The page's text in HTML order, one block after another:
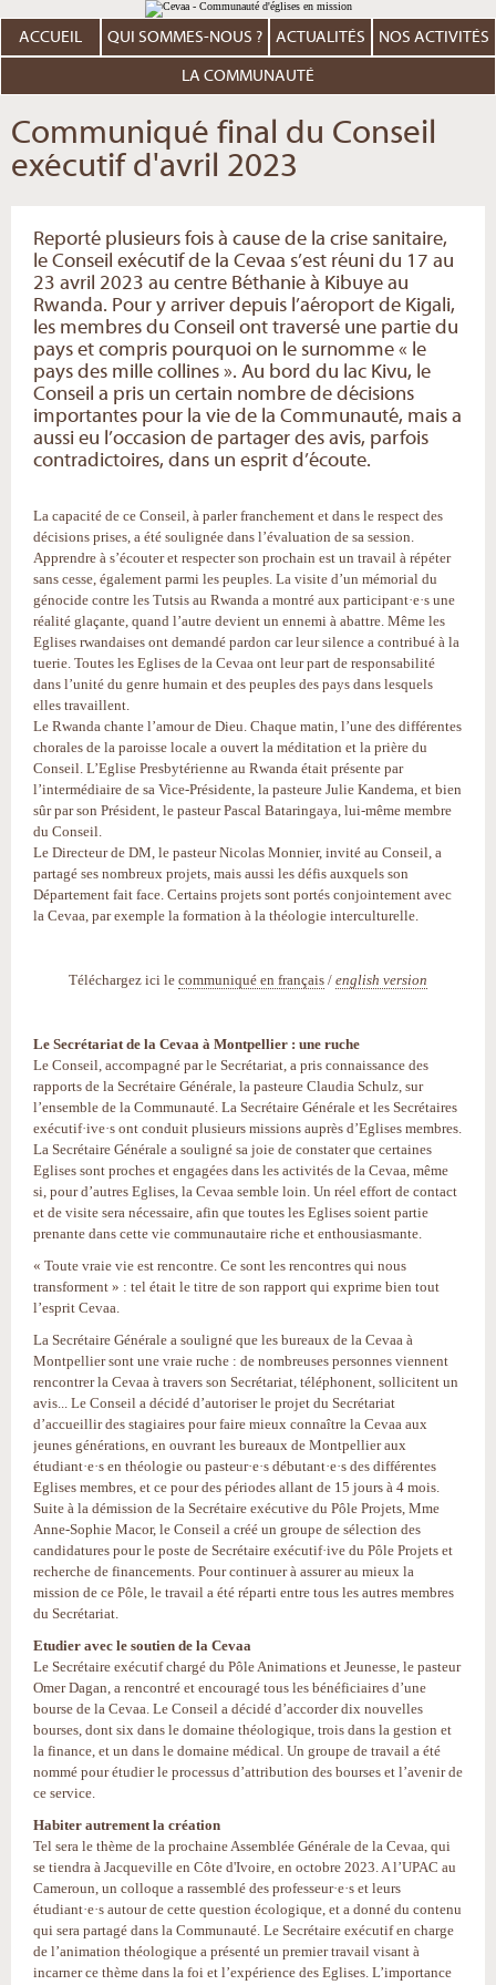
au
contenu.
Aller
personnels
ACCUEIL QUI SOMMES-NOUS ? ACTUALITÉS NOS ACTIVITÉS
LA COMMUNAUTÉ
Communiqué final du Conseil
exécutif d'avril 2023
Reporté plusieurs fois à cause de la crise sanitaire,
le Conseil exécutif de la Cevaa s’est réuni du 17 au
23 avril 2023 au centre Béthanie à Kibuye au
Rwanda. Pour y arriver depuis l’aéroport de Kigali,
les membres du Conseil ont traversé une partie du
pays et compris pourquoi on le surnomme « le
pays des mille collines ». Au bord du lac Kivu, le
Conseil a pris un certain nombre de décisions
importantes pour la vie de la Communauté, mais a
aussi eu l’occasion de partager des avis, parfois
contradictoires, dans un esprit d’écoute.
La capacité de ce Conseil, à parler franchement et dans le respect des
décisions prises, a été soulignée dans l’évaluation de sa session.
Apprendre à s’écouter et respecter son prochain est un travail à répéter
sans cesse, également parmi les peuples. La visite d’un mémorial du
génocide contre les Tutsis au Rwanda a montré aux participant·e·s une
réalité glaçante, quand l’autre devient un ennemi à abattre. Même les
Eglises rwandaises ont demandé pardon car leur silence a contribué à la
tuerie. Toutes les Eglises de la Cevaa ont leur part de responsabilité
dans l’unité du genre humain et des peuples des pays dans lesquels
elles travaillent.
Le Rwanda chante l’amour de Dieu. Chaque matin, l’une des différentes
chorales de la paroisse locale a ouvert la méditation et la prière du
Conseil. L’Eglise Presbytérienne au Rwanda était présente par
l’intermédiaire de sa Vice-Présidente, la pasteure Julie Kandema, et bien
sûr par son Président, le pasteur Pascal Bataringaya, lui-même membre
du Conseil.
Le Directeur de DM, le pasteur Nicolas Monnier, invité au Conseil, a
partagé ses nombreux projets, mais aussi les défis auxquels son
Département fait face. Certains projets sont portés conjointement avec
la Cevaa, par exemple la formation à la théologie interculturelle.
Téléchargez ici le communiqué en français / english version
Le Secrétariat de la Cevaa à Montpellier : une ruche
Le Conseil, accompagné par le Secrétariat, a pris connaissance des
rapports de la Secrétaire Générale, la pasteure Claudia Schulz, sur
l’ensemble de la Communauté. La Secrétaire Générale et les Secrétaires
exécutif·ive·s ont conduit plusieurs missions auprès d’Eglises membres.
La Secrétaire Générale a souligné sa joie de constater que certaines
Eglises sont proches et engagées dans les activités de la Cevaa, même
si, pour d’autres Eglises, la Cevaa semble loin. Un réel effort de contact
et de visite sera nécessaire, afin que toutes les Eglises soient partie
prenante dans cette vie communautaire riche et enthousiasmante.
« Toute vraie vie est rencontre. Ce sont les rencontres qui nous
transforment » : tel était le titre de son rapport qui exprime bien tout
l’esprit Cevaa.
La Secrétaire Générale a souligné que les bureaux de la Cevaa à
Montpellier sont une vraie ruche : de nombreuses personnes viennent
rencontrer la Cevaa à travers son Secrétariat, téléphonent, sollicitent un
avis... Le Conseil a décidé d’autoriser le projet du Secrétariat
d’accueillir des stagiaires pour faire mieux connaître la Cevaa aux
jeunes générations, en ouvrant les bureaux de Montpellier aux
étudiant·e·s en théologie ou pasteur·e·s débutant·e·s des différentes
Eglises membres, et ce pour des périodes allant de 15 jours à 4 mois.
Suite à la démission de la Secrétaire exécutive du Pôle Projets, Mme
Anne-Sophie Macor, le Conseil a créé un groupe de sélection des
candidatures pour le poste de Secrétaire exécutif·ive du Pôle Projets et
recherche de financements. Pour continuer à assurer au mieux la
mission de ce Pôle, le travail a été réparti entre tous les autres membres
du Secrétariat.
Etudier avec le soutien de la Cevaa
Le Secrétaire exécutif chargé du Pôle Animations et Jeunesse, le pasteur
Omer Dagan, a rencontré et encouragé tous les bénéficiaires d’une
bourse de la Cevaa. Le Conseil a décidé d’accorder dix nouvelles
bourses, dont six dans le domaine théologique, trois dans la gestion et
la finance, et un dans le domaine médical. Un groupe de travail a été
nommé pour étudier le processus d’attribution des bourses et l’avenir de
ce service.
Habiter autrement la création
Tel sera le thème de la prochaine Assemblée Générale de la Cevaa, qui
se tiendra à Jacqueville en Côte d'Ivoire, en octobre 2023. A l’UPAC au
Cameroun, un colloque a rassemblé des professeur·e·s et leurs
étudiant·e·s autour de cette question écologique, et a donné du contenu
qui sera partagé dans la Communauté. Le Secrétaire exécutif en charge
de l’animation théologique a présenté un premier travail visant à
incarner ce thème dans la foi et l’expérience des Eglises. L’importance